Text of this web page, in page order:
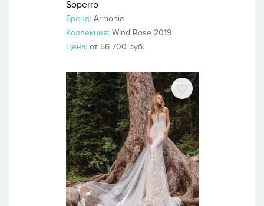
Soperro
Бренд: Armonia
Коллекция: Wind Rose 2019
Цена: от 56 700 руб.